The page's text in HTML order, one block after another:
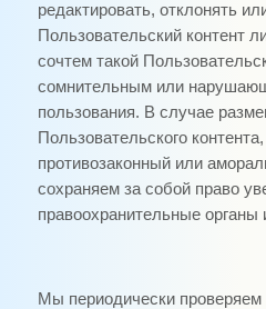
редактировать, отклонять
Пользовательский контент
сочтем такой
сомнительным или
пользования. В случае
Пользовательского
противозаконный или
сохраняем за собой право
правоохранительные органы
Мы периодически проверяем